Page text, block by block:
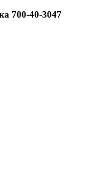
700-40-3047